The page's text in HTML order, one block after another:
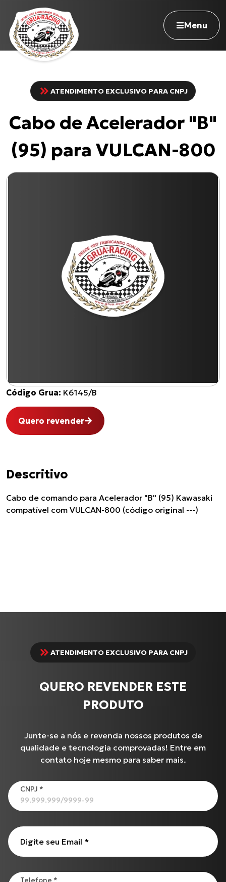
Menu
Navegue pelo site
Nossa história
Atuação
Seja revendedor
Onde comprar
BURGMAN-125 I
Cabo de Acelerador para TIGER-855 i (99 até 00)
CG-125
ATENDIMENTO EXCLUSIVO PARA CNPJ
Cabo de Acelerador "B"
(95) para VULCAN-800
Código Grua: K6145/B
Quero revender
Descritivo
Cabo de comando para Acelerador "B" (95) Kawasaki
compatível com VULCAN-800 (código original ---)
ATENDIMENTO EXCLUSIVO PARA CNPJ
QUERO REVENDER ESTE
PRODUTO
Junte-se a nós e revenda nossos produtos de
qualidade e tecnologia comprovadas! Entre em
contato hoje mesmo para saber mais.
CNPJ *
Digite seu Email *
Telefone *